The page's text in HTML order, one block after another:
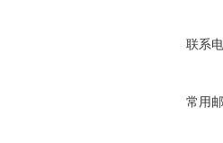
联系
常用